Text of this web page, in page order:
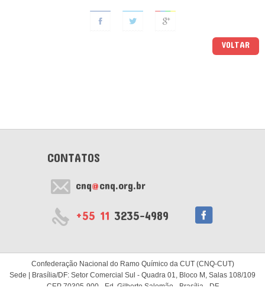
VOLTAR
CONTATOS
cnq@cnq.org.br
+55 11 3235-4989
Confederação Nacional do Ramo Químico da CUT (CNQ-CUT)
Sede | Brasília/DF: Setor Comercial Sul - Quadra 01, Bloco M, Salas 108/109
CEP 70305-900 - Ed. Gilberto Salomão - Brasília - DF